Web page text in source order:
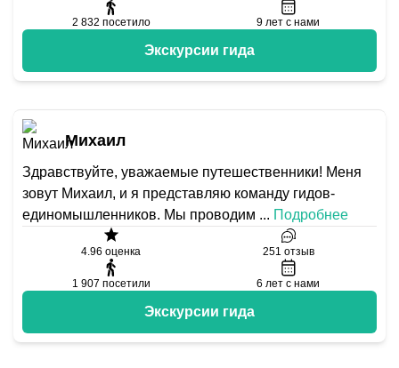
2 832 посетило 9 лет с нами
Экскурсии гида
Михаил
Здравствуйте, уважаемые путешественники! Меня
зовут Михаил, и я представляю команду гидов-
единомышленников. Мы проводим ... Подробнее
4.96 оценка 251 отзыв
1 907 посетили 6 лет с нами
Экскурсии гида